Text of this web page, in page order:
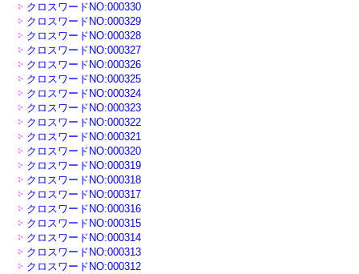
クロスワードNO:000330
クロスワードNO:000329
クロスワードNO:000328
クロスワードNO:000327
クロスワードNO:000326
クロスワードNO:000325
クロスワードNO:000324
クロスワードNO:000323
クロスワードNO:000322
クロスワードNO:000321
クロスワードNO:000320
クロスワードNO:000319
クロスワードNO:000318
クロスワードNO:000317
クロスワードNO:000316
クロスワードNO:000315
クロスワードNO:000314
クロスワードNO:000313
クロスワードNO:000312